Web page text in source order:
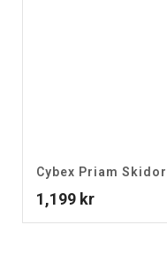
Cybex Priam Skidor
1,199 kr